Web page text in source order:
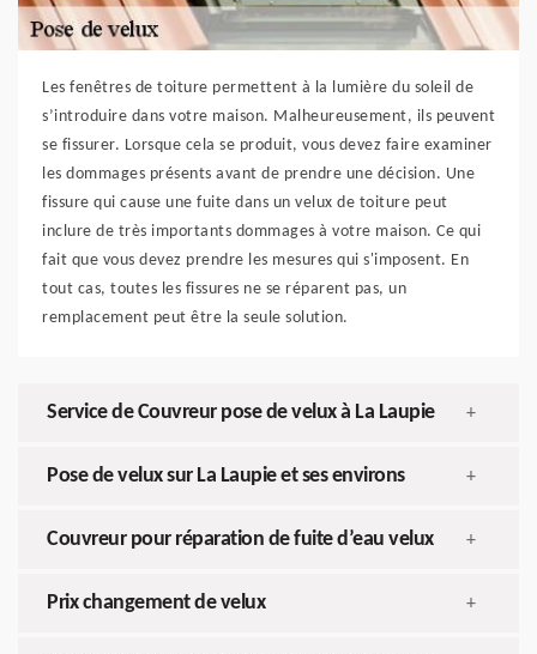
Les fenêtres de toiture permettent à la lumière du soleil de
s’introduire dans votre maison. Malheureusement, ils peuvent
se fissurer. Lorsque cela se produit, vous devez faire examiner
les dommages présents avant de prendre une décision. Une
fissure qui cause une fuite dans un velux de toiture peut
inclure de très importants dommages à votre maison. Ce qui
fait que vous devez prendre les mesures qui s'imposent. En
tout cas, toutes les fissures ne se réparent pas, un
remplacement peut être la seule solution.
Service de Couvreur pose de velux à La Laupie +
Pose de velux sur La Laupie et ses environs +
Couvreur pour réparation de fuite d’eau velux +
Prix changement de velux +